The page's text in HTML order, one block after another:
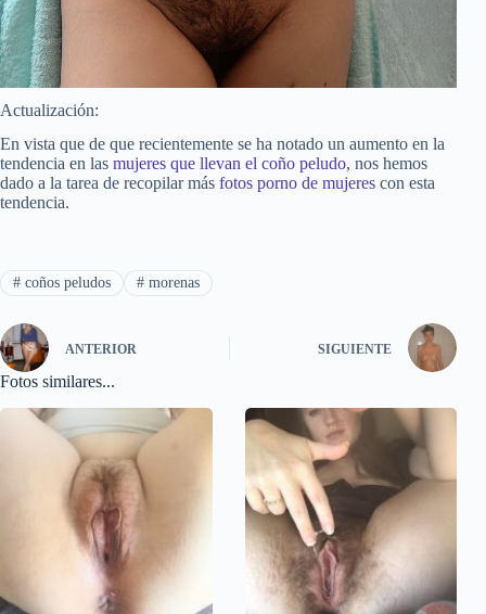
Actualización:
En vista que de que recientemente se ha notado un aumento en la
tendencia en las mujeres que llevan el coño peludo, nos hemos
dado a la tarea de recopilar más fotos porno de mujeres con esta
tendencia.
#coños peludos #morenas
ANTERIOR SIGUIENTE
Fotos similares...